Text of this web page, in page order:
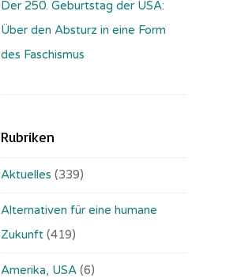
Der 250. Geburtstag der USA:
Über den Absturz in eine Form
des Faschismus
Rubriken
Aktuelles (339)
Alternativen für eine humane
Zukunft (419)
Amerika, USA (6)